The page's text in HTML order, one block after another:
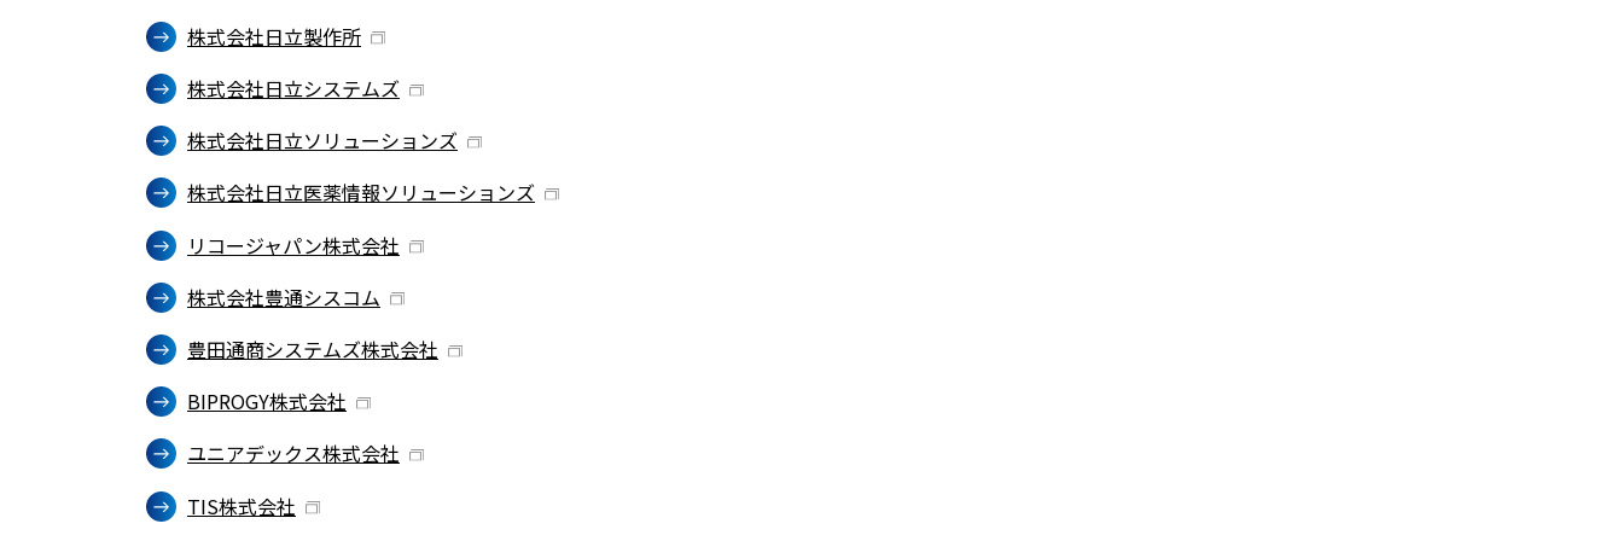
株式会社日立製作所
株式会社日立システムズ
株式会社日立ソリューションズ
株式会社日立医薬情報ソリューションズ
リコージャパン株式会社
株式会社豊通シスコム
豊田通商システムズ株式会社
BIPROGY株式会社
ユニアデックス株式会社
TIS株式会社